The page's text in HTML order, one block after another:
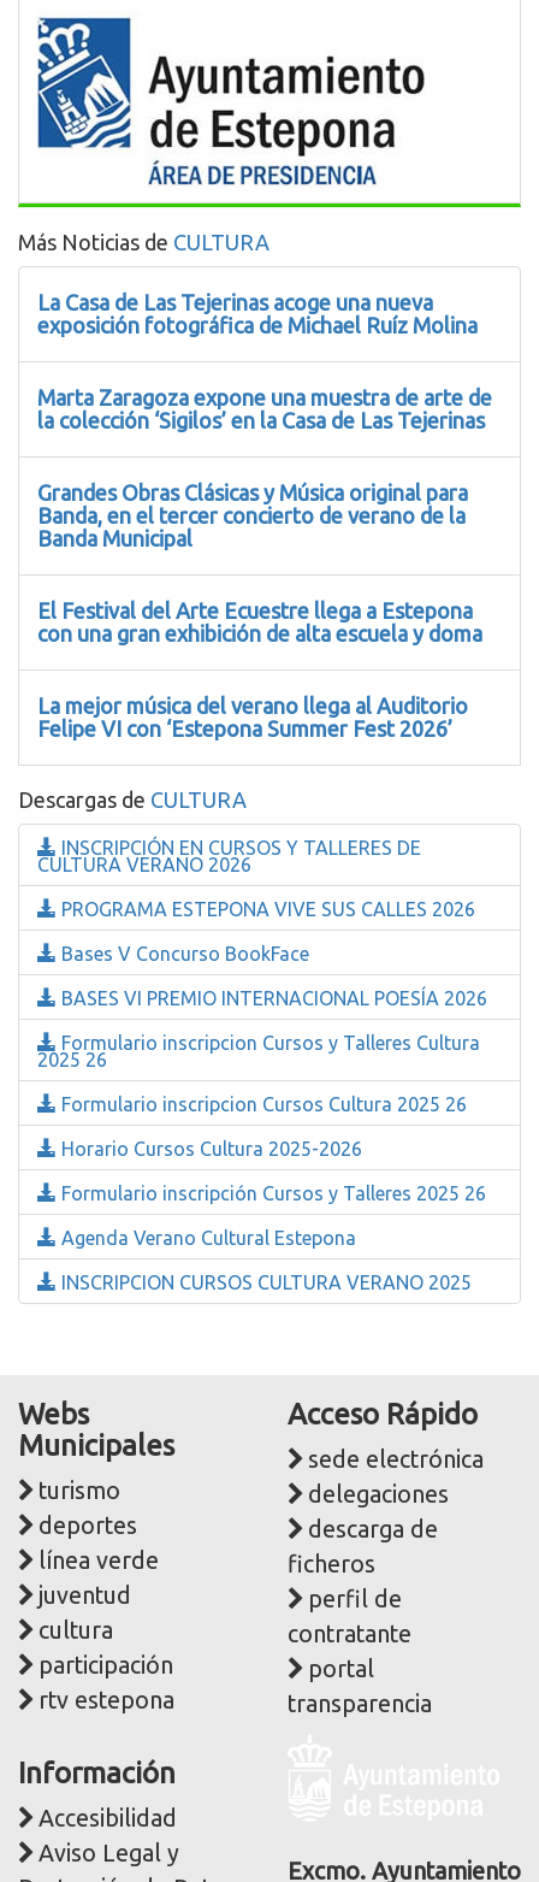
Más Noticias de CULTURA
La Casa de Las Tejerinas acoge una nueva
exposición fotográfica de Michael Ruíz Molina
Marta Zaragoza expone una muestra de arte de
la colección ‘Sigilos’ en la Casa de Las Tejerinas
Grandes Obras Clásicas y Música original para
Banda, en el tercer concierto de verano de la
Banda Municipal
El Festival del Arte Ecuestre llega a Estepona
con una gran exhibición de alta escuela y doma
La mejor música del verano llega al Auditorio
Felipe VI con ‘Estepona Summer Fest 2026’
Descargas de CULTURA
INSCRIPCIÓN EN CURSOS Y TALLERES DE
CULTURA VERANO 2026
PROGRAMA ESTEPONA VIVE SUS CALLES 2026
Bases V Concurso BookFace
BASES VI PREMIO INTERNACIONAL POESÍA 2026
Formulario inscripcion Cursos y Talleres Cultura
2025 26
Formulario inscripcion Cursos Cultura 2025 26
Horario Cursos Cultura 2025-2026
Formulario inscripción Cursos y Talleres 2025 26
Agenda Verano Cultural Estepona
INSCRIPCION CURSOS CULTURA VERANO 2025
Webs
Municipales
turismo
deportes
línea verde
juventud
cultura
participación
rtv estepona
Acceso Rápido
sede electrónica
delegaciones
descarga de
ficheros
perfil de
contratante
portal
transparencia
Información
Accesibilidad
Aviso Legal y
corporativa
Excmo. Ayuntamiento